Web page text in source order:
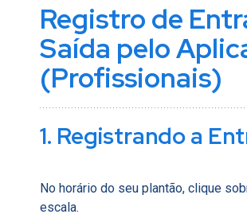
Registro de
Saída pelo
(Profissionais)
1. Registrando a
No horário do seu plantão, clique
escala.